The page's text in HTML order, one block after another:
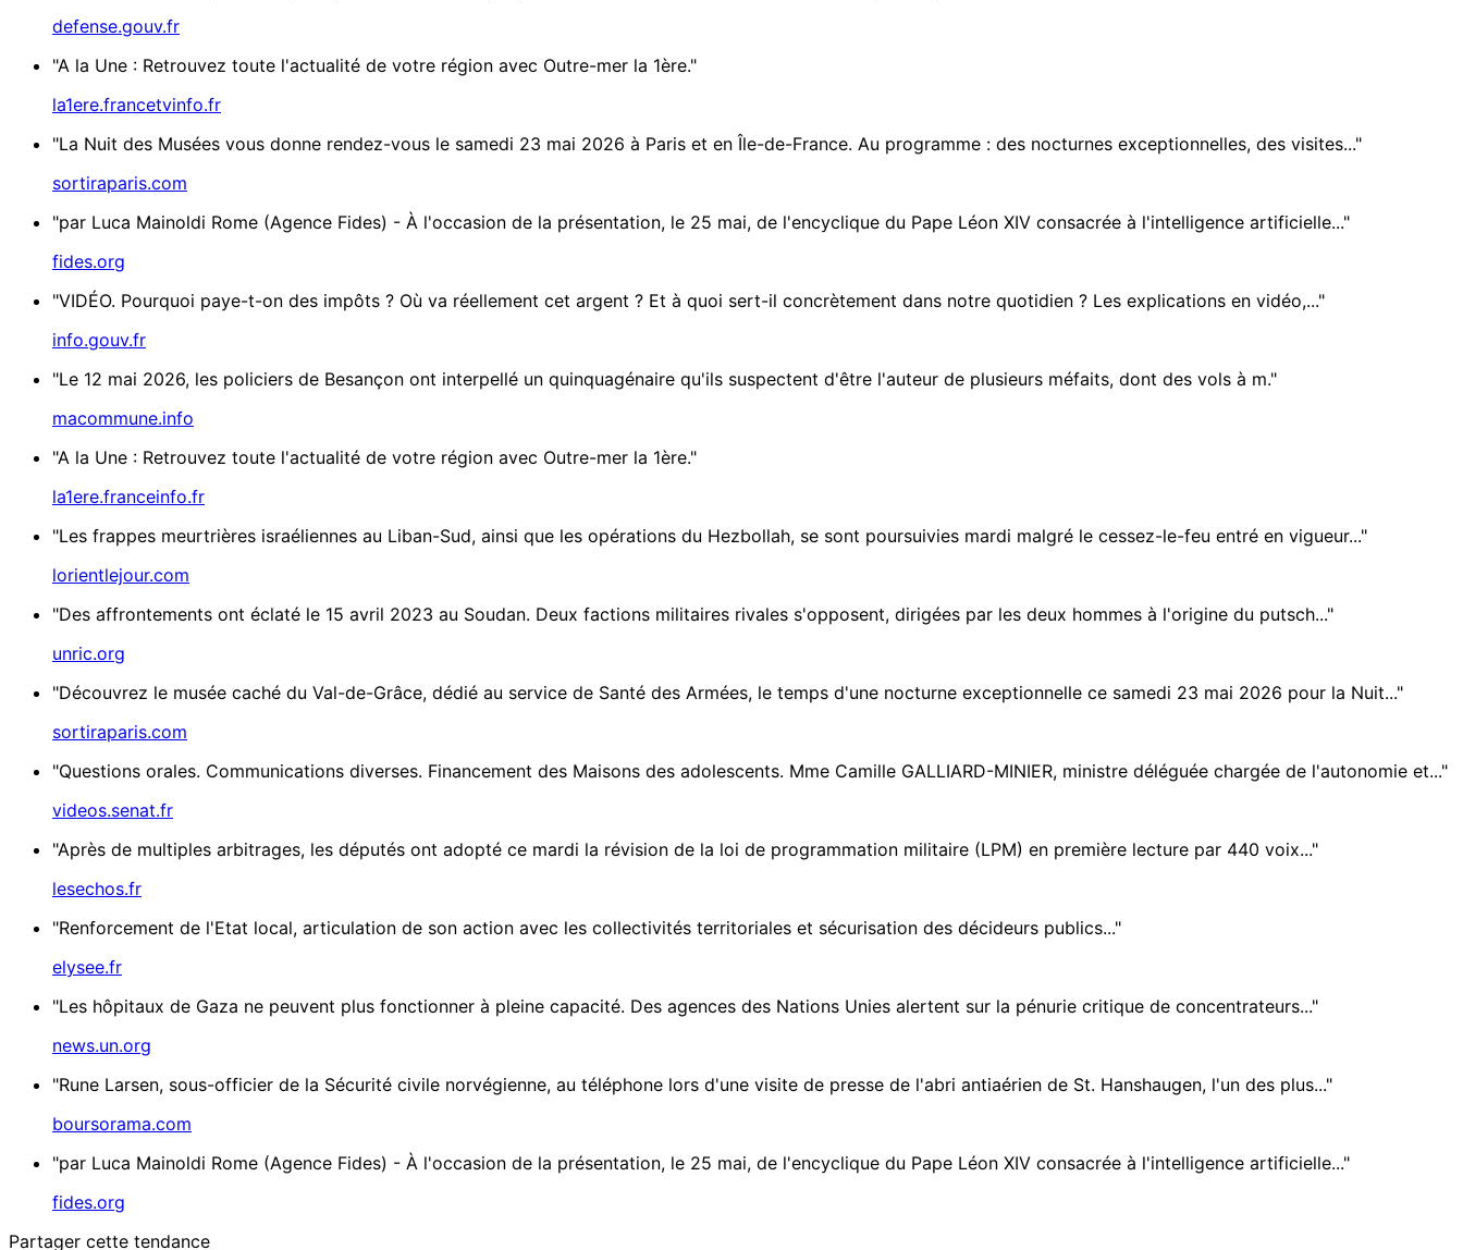
defense.gouv.fr
"A la Une : Retrouvez toute l'actualité de votre région avec Outre-mer la 1ère."
la1ere.francetvinfo.fr
"La Nuit des Musées vous donne rendez-vous le samedi 23 mai 2026 à Paris et en Île-de-France. Au programme : des nocturnes exceptionnelles, des visites..."
sortiraparis.com
"par Luca Mainoldi Rome (Agence Fides) - À l'occasion de la présentation, le 25 mai, de l'encyclique du Pape Léon XIV consacrée à l'intelligence artificielle..."
fides.org
"VIDÉO. Pourquoi paye-t-on des impôts ? Où va réellement cet argent ? Et à quoi sert-il concrètement dans notre quotidien ? Les explications en vidéo,..."
info.gouv.fr
"Le 12 mai 2026, les policiers de Besançon ont interpellé un quinquagénaire qu'ils suspectent d'être l'auteur de plusieurs méfaits, dont des vols à m."
macommune.info
"A la Une : Retrouvez toute l'actualité de votre région avec Outre-mer la 1ère."
la1ere.franceinfo.fr
"Les frappes meurtrières israéliennes au Liban-Sud, ainsi que les opérations du Hezbollah, se sont poursuivies mardi malgré le cessez-le-feu entré en vigueur..."
lorientlejour.com
"Des affrontements ont éclaté le 15 avril 2023 au Soudan. Deux factions militaires rivales s'opposent, dirigées par les deux hommes à l'origine du putsch..."
unric.org
"Découvrez le musée caché du Val-de-Grâce, dédié au service de Santé des Armées, le temps d'une nocturne exceptionnelle ce samedi 23 mai 2026 pour la Nuit..."
sortiraparis.com
"Questions orales. Communications diverses. Financement des Maisons des adolescents. Mme Camille GALLIARD-MINIER, ministre déléguée chargée de l'autonomie et..."
videos.senat.fr
"Après de multiples arbitrages, les députés ont adopté ce mardi la révision de la loi de programmation militaire (LPM) en première lecture par 440 voix..."
lesechos.fr
"Renforcement de l'Etat local, articulation de son action avec les collectivités territoriales et sécurisation des décideurs publics..."
elysee.fr
"Les hôpitaux de Gaza ne peuvent plus fonctionner à pleine capacité. Des agences des Nations Unies alertent sur la pénurie critique de concentrateurs..."
news.un.org
"Rune Larsen, sous-officier de la Sécurité civile norvégienne, au téléphone lors d'une visite de presse de l'abri antiaérien de St. Hanshaugen, l'un des plus..."
boursorama.com
"par Luca Mainoldi Rome (Agence Fides) - À l'occasion de la présentation, le 25 mai, de l'encyclique du Pape Léon XIV consacrée à l'intelligence artificielle..."
fides.org
Partager cette tendance